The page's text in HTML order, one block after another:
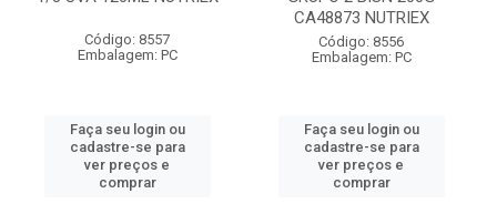
Código: 8557
Embalagem: PC
Faça seu login ou
cadastre-se para
ver preços e
comprar
CA48873 NUTRIEX
Código: 8556
Embalagem: PC
Faça seu login ou
cadastre-se para
ver preços e
comprar